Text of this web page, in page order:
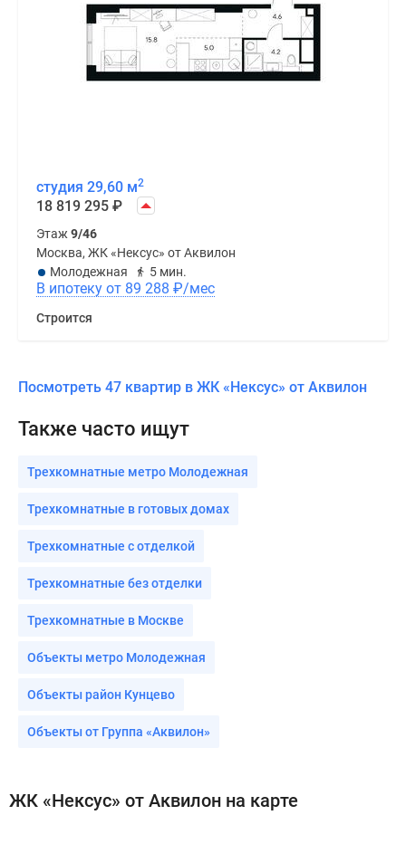
студия 29,60 м2
18 819 295 ₽
Этаж9/46
Москва, ЖК «Нексус» от Аквилон
Молодежная
5 мин.
В ипотеку от 89 288 ₽/мес
Строится
Посмотреть 47 квартир в ЖК «Нексус» от Аквилон
Также часто ищут
Трехкомнатные метро Молодежная
Трехкомнатные в готовых домах
Трехкомнатные с отделкой
Трехкомнатные без отделки
Трехкомнатные в Москве
Объекты метро Молодежная
Объекты район Кунцево
Объекты от Группа «Аквилон»
ЖК «Нексус» от Аквилон на карте